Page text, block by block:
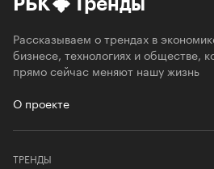
Рассказываем о трендах в
бизнесе, технологиях и обществе,
прямо сейчас меняют нашу жизнь
О проекте
ТРЕНДЫ